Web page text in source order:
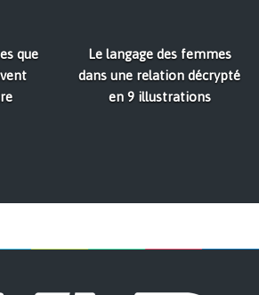
que
Le langage des femmes
dans une relation décrypté
en 9 illustrations